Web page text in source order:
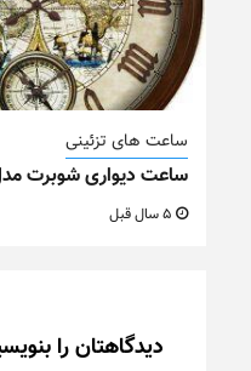
ساعت های تزئینی
ساعت دیواری شوبرت مدل
دیدگاهتان را